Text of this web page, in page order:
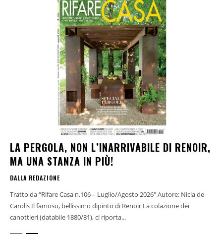
LA PERGOLA, NON L’INARRIVABILE DI RENOIR,
MA UNA STANZA IN PIÙ!
DALLA REDAZIONE
Tratto da “Rifare Casa n.106 – Luglio/Agosto 2026" Autore: Nicla de
Carolis Il famoso, bellissimo dipinto di Renoir La colazione dei
canottieri (databile 1880/81), ci riporta...